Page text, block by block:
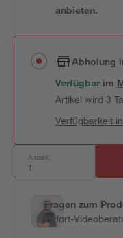
anbieten.
Abholung
Verfügbar im
Artikel wird 3
Verfügbarkeit
Anzahl:
Fragen zum
Sofort-